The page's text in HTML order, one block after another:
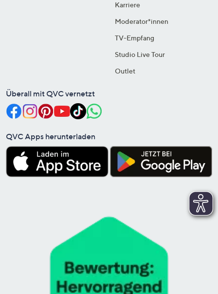
Karriere
Moderator*innen
TV-Empfang
Studio Live Tour
Outlet
Überall mit QVC vernetzt
QVC Apps herunterladen